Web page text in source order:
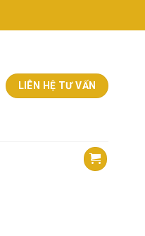
LIÊN HỆ TƯ VẤN